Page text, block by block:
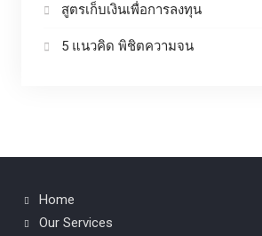
สูตรเก็บเงินเพื่อการลงทุน
5 แนวคิด พิชิตความจน
Home
Our Services